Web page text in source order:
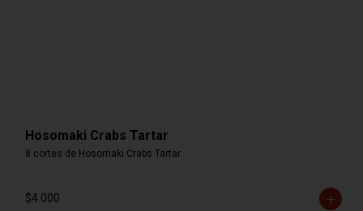
Hosomaki Crabs Tartar
8 cortes de Hosomaki Crabs Tartar
$4.000